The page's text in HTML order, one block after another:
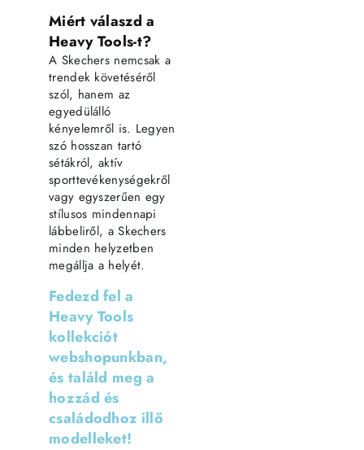
Miért válaszd a
Heavy Tools-t?
A Skechers nemcsak a
trendek követéséről
szól, hanem az
egyedülálló
kényelemről is. Legyen
szó hosszan tartó
sétákról, aktív
sporttevékenységekről
vagy egyszerűen egy
stílusos mindennapi
lábbeliről, a Skechers
minden helyzetben
megállja a helyét.
Fedezd fel a
Heavy Tools
kollekciót
webshopunkban,
és találd meg a
hozzád és
családodhoz illő
modelleket!